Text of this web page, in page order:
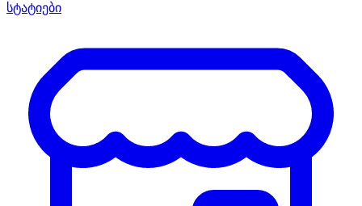
სტატიები